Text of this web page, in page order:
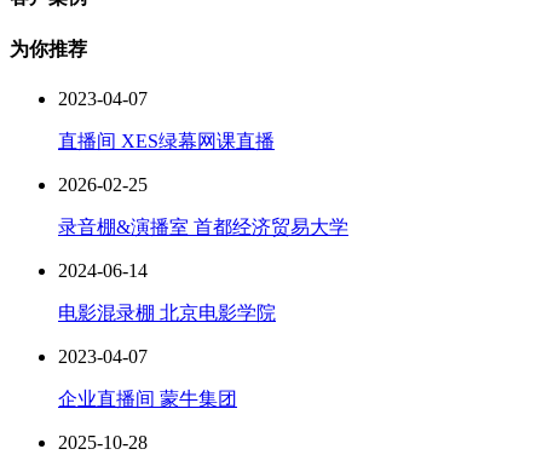
为你推荐
2023-04-07
直播间 XES绿幕网课直播
2026-02-25
录音棚&演播室 首都经济贸易大学
2024-06-14
电影混录棚 北京电影学院
2023-04-07
企业直播间 蒙牛集团
2025-10-28